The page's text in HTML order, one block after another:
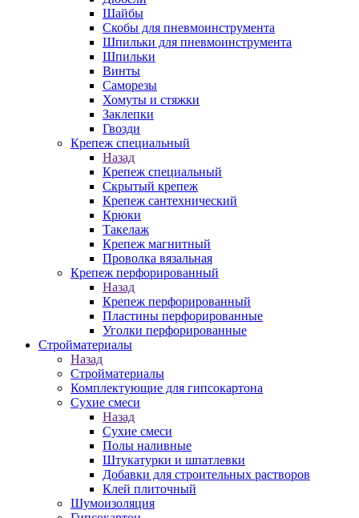
Шайбы
Скобы для пневмоинструмента
Шпильки для пневмоинструмента
Шпильки
Винты
Саморезы
Хомуты и стяжки
Заклепки
Гвозди
Крепеж специальный
Назад
Крепеж специальный
Скрытый крепеж
Крепеж сантехнический
Крюки
Такелаж
Крепеж магнитный
Проволка вязальная
Крепеж перфорированный
Назад
Крепеж перфорированный
Пластины перфорированные
Уголки перфорированные
Стройматериалы
Назад
Стройматериалы
Комплектующие для гипсокартона
Сухие смеси
Назад
Сухие смеси
Полы наливные
Штукатурки и шпатлевки
Добавки для строительных растворов
Клей плиточный
Шумоизоляция